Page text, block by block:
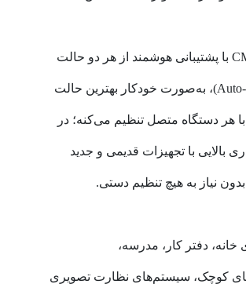
سوییچ CM833 با پشتیبانی هوشمند از هر دو حالت
(Auto-negotiation)، به‌صورت خودکار بهترین حالت
با هر دستگاه متصل تنظیم می‌کنه؛ در
بالایی با تجهیزات قدیمی و جدید
نیاز به هیچ تنظیم دستی.
دفتر کار، مدرسه،
کوچک، سیستم‌های نظارت تصویری